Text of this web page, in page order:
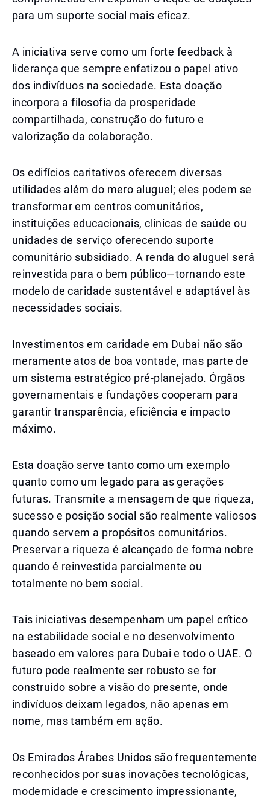
para um suporte social mais eficaz.
A iniciativa serve como um forte feedback à
liderança que sempre enfatizou o papel ativo
dos indivíduos na sociedade. Esta doação
incorpora a filosofia da prosperidade
compartilhada, construção do futuro e
valorização da colaboração.
Os edifícios caritativos oferecem diversas
utilidades além do mero aluguel; eles podem se
transformar em centros comunitários,
instituições educacionais, clínicas de saúde ou
unidades de serviço oferecendo suporte
comunitário subsidiado. A renda do aluguel será
reinvestida para o bem público—tornando este
modelo de caridade sustentável e adaptável às
necessidades sociais.
Investimentos em caridade em Dubai não são
meramente atos de boa vontade, mas parte de
um sistema estratégico pré-planejado. Órgãos
governamentais e fundações cooperam para
garantir transparência, eficiência e impacto
máximo.
Esta doação serve tanto como um exemplo
quanto como um legado para as gerações
futuras. Transmite a mensagem de que riqueza,
sucesso e posição social são realmente valiosos
quando servem a propósitos comunitários.
Preservar a riqueza é alcançado de forma nobre
quando é reinvestida parcialmente ou
totalmente no bem social.
Tais iniciativas desempenham um papel crítico
na estabilidade social e no desenvolvimento
baseado em valores para Dubai e todo o UAE. O
futuro pode realmente ser robusto se for
construído sobre a visão do presente, onde
indivíduos deixam legados, não apenas em
nome, mas também em ação.
Os Emirados Árabes Unidos são frequentemente
reconhecidos por suas inovações tecnológicas,
modernidade e crescimento impressionante,